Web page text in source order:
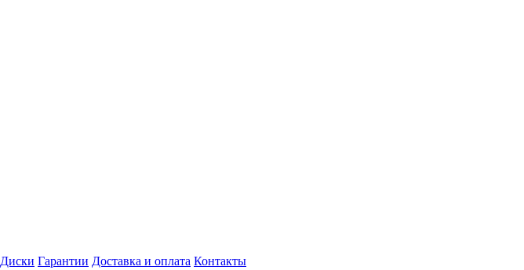
Диски Гарантии Доставка и оплата Контакты